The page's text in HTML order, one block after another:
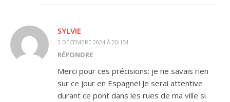
SYLVIE
3 DÉCEMBRE 2024 À 20H54
RÉPONDRE
Merci pour ces précisions: je ne savais rien
sur ce jour en Espagne! Je serai attentive
durant ce pont dans les rues de ma ville si